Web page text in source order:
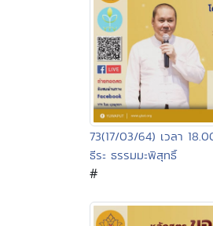
73(17/03/64) เวลา
ธีระ ธรรมมะพิสุทธิ์
#